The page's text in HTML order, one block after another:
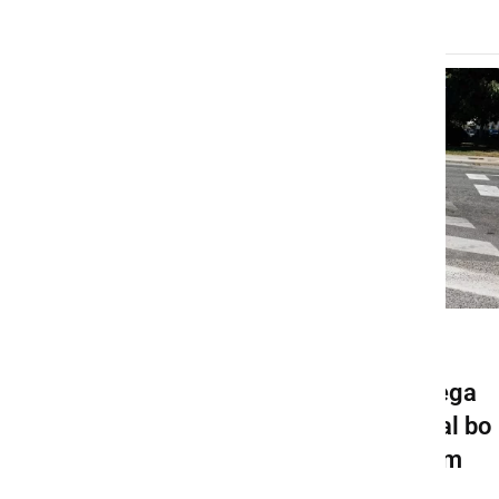
Pričela se bo gradnja novega
krožišča v Ljutomeru, veljal bo
spremenjen prometni režim